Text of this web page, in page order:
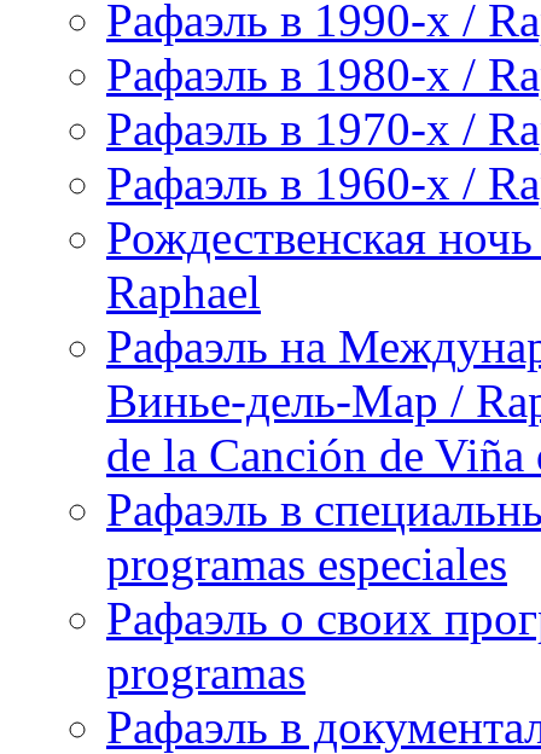
Рафаэль в 1990-х /
Рафаэль в 1980-х /
Рафаэль в 1970-х /
Рафаэль в 1960-х /
Рождественская
Raphael
Рафаэль на
Винье-дель-Мар /
de la Canción de
Рафаэль в
programas especiales
Рафаэль о своих
programas
Рафаэль в